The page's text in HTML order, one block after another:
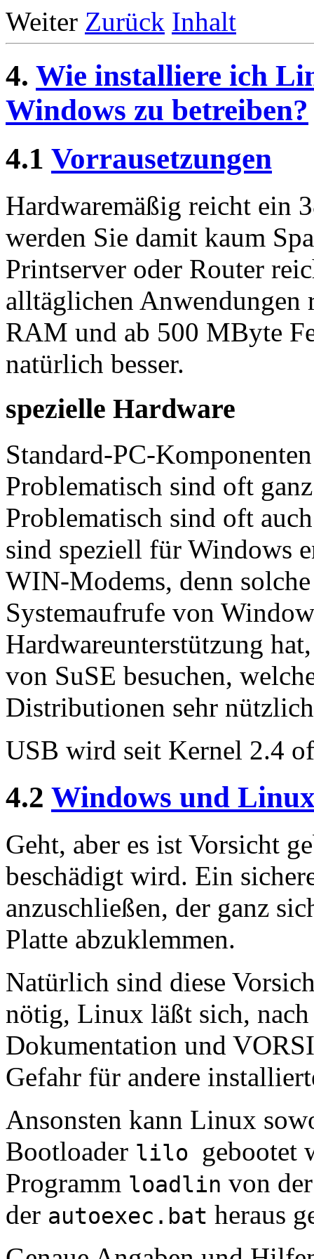
Weiter Zurück Inhalt
4. Wie installiere ich
Windows zu betreiben?
4.1 Vorrausetzungen
Hardwaremäßig reicht ein
werden Sie damit kaum
Printserver oder Router
alltäglichen
RAM und ab 500 MByte
natürlich besser.
spezielle Hardware
Standard-PC-
Problematisch sind oft
Problematisch sind oft
sind speziell für Windows
WIN-Modems, denn
Systemaufrufe von
Hardwareunterstützung
von SuSE besuchen,
Distributionen sehr
USB wird seit Kernel 2.4
4.2 Windows und
Geht, aber es ist Vorsicht
beschädigt wird. Ein
anzuschließen, der ganz
Platte abzuklemmen.
Natürlich sind diese
nötig, Linux läßt sich,
Dokumentation und
Gefahr für andere
Ansonsten kann Linux
Bootloader lilo gebootet
Programm loadlin von
der autoexec.bat heraus